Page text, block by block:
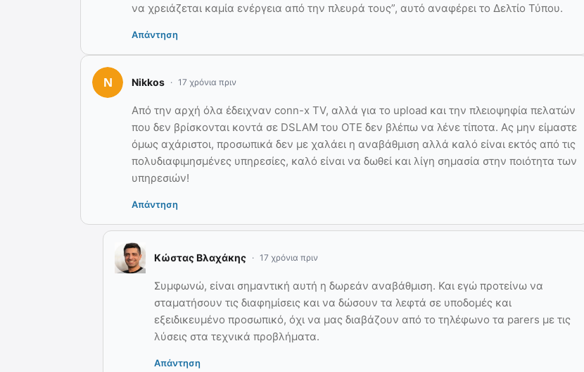
να χρειάζεται καμία ενέργεια από την πλευρά τους”, αυτό αναφέρει το Δελτίο Τύπου.
Απάντηση
Nikkos 17 χρόνια πριν
Aπό την αρχή όλα έδειχναν conn-x TV, αλλά για το upload και την πλειοψηφία πελατών
που δεν βρίσκονται κοντά σε DSLAM του ΟΤΕ δεν βλέπω να λένε τίποτα. Ας μην είμαστε
όμως αχάριστοι, προσωπικά δεν με χαλάει η αναβάθμιση αλλά καλό είναι εκτός από τις
πολυδιαφιμησμένες υπηρεσίες, καλό είναι να δωθεί και λίγη σημασία στην ποιότητα των
υπηρεσιών!
Απάντηση
Κώστας Βλαχάκης 17 χρόνια πριν
Συμφωνώ, είναι σημαντική αυτή η δωρεάν αναβάθμιση. Και εγώ προτείνω να
σταματήσουν τις διαφημίσεις και να δώσουν τα λεφτά σε υποδομές και
εξειδικευμένο προσωπικό, όχι να μας διαβάζουν από το τηλέφωνο τα parers με τις
λύσεις στα τεχνικά προβλήματα.
Απάντηση